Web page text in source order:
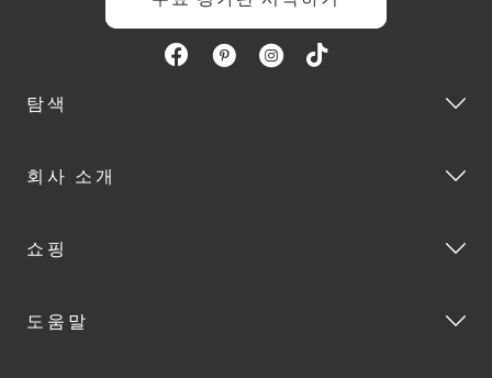
탐색
회사 소개
쇼핑
도움말